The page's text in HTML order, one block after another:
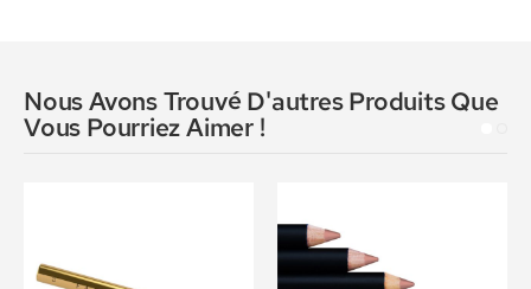
Nous Avons Trouvé D'autres Produits Que
Vous Pourriez Aimer !